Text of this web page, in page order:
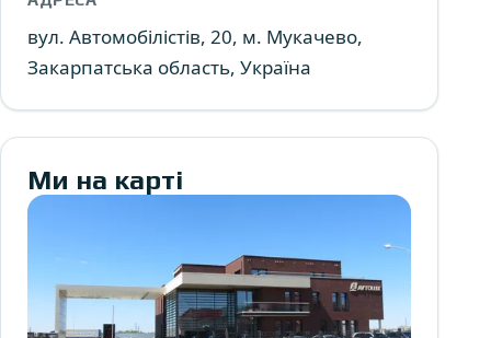
вул. Автомобілістів, 20, м. Мукачево,
Закарпатська область, Україна
Ми на карті